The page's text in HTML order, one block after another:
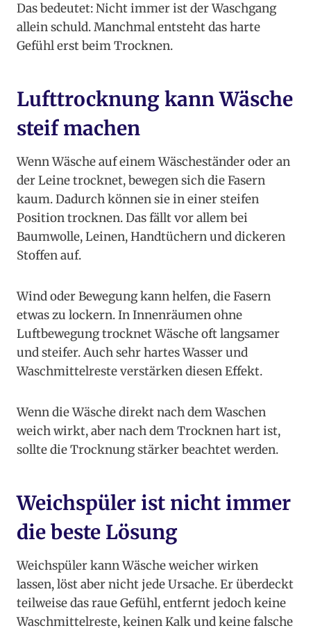
Das bedeutet: Nicht immer ist der Waschgang
allein schuld. Manchmal entsteht das harte
Gefühl erst beim Trocknen.
Lufttrocknung kann Wäsche
steif machen
Wenn Wäsche auf einem Wäscheständer oder an
der Leine trocknet, bewegen sich die Fasern
kaum. Dadurch können sie in einer steifen
Position trocknen. Das fällt vor allem bei
Baumwolle, Leinen, Handtüchern und dickeren
Stoffen auf.
Wind oder Bewegung kann helfen, die Fasern
etwas zu lockern. In Innenräumen ohne
Luftbewegung trocknet Wäsche oft langsamer
und steifer. Auch sehr hartes Wasser und
Waschmittelreste verstärken diesen Effekt.
Wenn die Wäsche direkt nach dem Waschen
weich wirkt, aber nach dem Trocknen hart ist,
sollte die Trocknung stärker beachtet werden.
Weichspüler ist nicht immer
die beste Lösung
Weichspüler kann Wäsche weicher wirken
lassen, löst aber nicht jede Ursache. Er überdeckt
teilweise das raue Gefühl, entfernt jedoch keine
Waschmittelreste, keinen Kalk und keine falsche